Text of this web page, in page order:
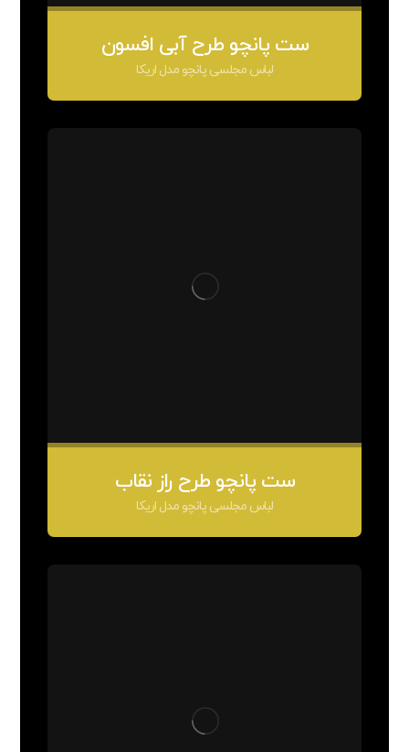
ست پانچو طرح آبی افسون
لباس مجلسی پانچو مدل اریکا
ست پانچو طرح راز نقاب
لباس مجلسی پانچو مدل اریکا